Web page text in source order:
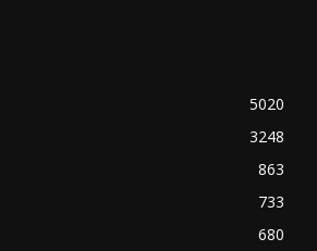
5020
3248
863
733
680